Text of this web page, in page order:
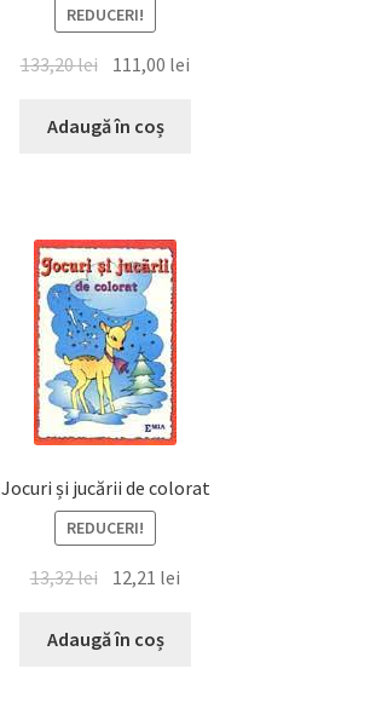
REDUCERI!
133,20lei Prețul
a
111,00 lei
Adaugă în coș
Jocuri și jucării de colorat
REDUCERI!
13,32lei Prețul
a
12,21 lei
Adaugă în coș